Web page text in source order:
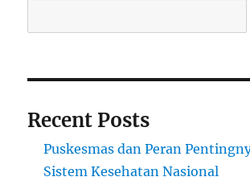
Recent Posts
Puskesmas dan Peran
Sistem Kesehatan Nasional